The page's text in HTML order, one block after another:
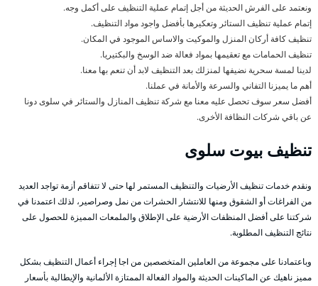
ونعتمد على الفرش الحديثة من أجل إتمام عملية التنظيف على أكمل وجه.
إتمام عملية تنظيف الستائر وتعكيرها بأفضل واجود مواد التنظيف.
تنظيف كافة أركان المنزل والموكيت والاساس الموجود في المكان.
تنظيف الحمامات مع تعقيمها بمواد فعالة ضد الوسخ والبكتيريا.
لدينا لمسة سحرية نضيفها لمنزلك بعد التنظيف لابد أن تنعم بها معنا.
أهم ما يميزنا التفاني والسرعة والأمانة في عملنا.
أفضل سعر سوف تحصل عليه معنا مع شركة تنظيف المنازل والستائر في سلوى دونا
عن باقي شركات النظافة الأخرى.
تنظيف بيوت سلوى
ونقدم خدمات تنظيف الأرضيات والتنظيف المستمر لها حتى لا تتفاقم أزمة تواجد العديد
من الفراغات أو الشقوق ومنها للانتشار الحشرات من نمل وصراصير، لذلك اعتمدنا في
شركتنا على أفضل المنظفات الأرضية على الإطلاق والملمعات المميزة للحصول على
نتائج التنظيف المطلوبة.
وباعتمادنا على مجموعة من العاملين المتخصصين من اجا إجراء أعمال التنظيف بشكل
مميز ناهيك عن الماكينات الحديثة والمواد الفعالة الممتازة الألمانية والإيطالية بأسعار